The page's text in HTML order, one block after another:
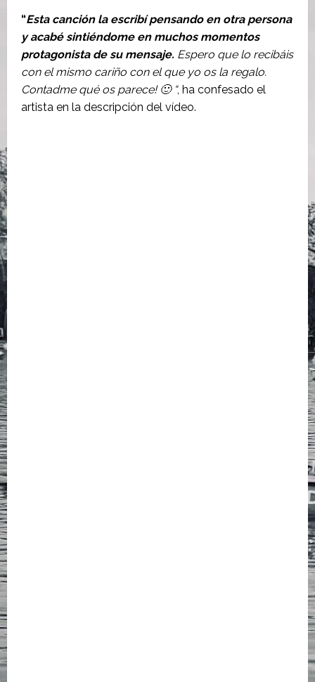
“Esta canción la escribí pensando en otra persona
y acabé sintiéndome en muchos momentos
protagonista de su mensaje. Espero que lo recibáis
con el mismo cariño con el que yo os la regalo.
Contadme qué os parece! 🙂 “, ha confesado el
artista en la descripción del vídeo.